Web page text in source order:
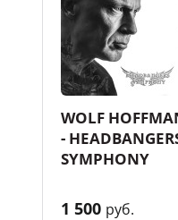
WOLF
-
SYMPHONY
1 500 руб.